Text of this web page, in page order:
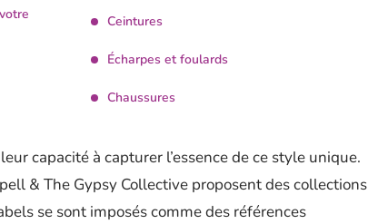
Ceintures
Écharpes et foulards
Chaussures
capacité à capturer l’essence de ce style unique.
& The Gypsy Collective proposent des collections
se sont imposés comme des références